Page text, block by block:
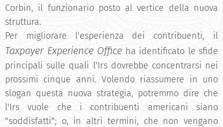
Corbin, il funzionario posto al vertice della nuova
struttura.
Per migliorare l'esperienza dei contribuenti, il
Taxpayer Experience Office ha identificato le sfide
principali sulle quali l'Irs dovrebbe concentrarsi nei
prossimi cinque anni. Volendo riassumere in uno
slogan questa nuova strategia, potremmo dire che
l'Irs vuole che i contribuenti americani siano
"soddisfatti"; o, in altri termini, che non vengano